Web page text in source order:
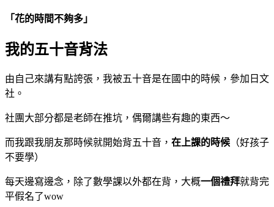
「花的時間不夠多」
我的五十音背法
由自己來講有點誇張，我被五十音是在國中的時候，參加日文
社。
社團大部分都是老師在推坑，偶爾講些有趣的東西～
而我跟我朋友那時候就開始背五十音， 在上課的時候 （好孩子
不要學）
每天邊寫邊念，除了數學課以外都在背，大概一個禮拜就背完
平假名了wow